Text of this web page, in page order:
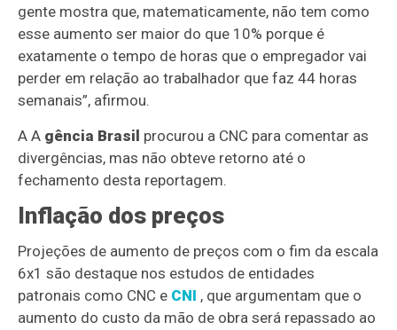
gente mostra que, matematicamente, não tem como
esse aumento ser maior do que 10% porque é
exatamente o tempo de horas que o empregador vai
perder em relação ao trabalhador que faz 44 horas
semanais”, afirmou.
A A gência Brasil procurou a CNC para comentar as
divergências, mas não obteve retorno até o
fechamento desta reportagem.
Inflação dos preços
Projeções de aumento de preços com o fim da escala
6x1 são destaque nos estudos de entidades
patronais como CNC e CNI , que argumentam que o
aumento do custo da mão de obra será repassado ao